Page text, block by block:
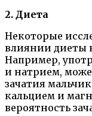
2. Диета
Некоторые
влиянии диеты
Например,
и натрием,
зачатия
кальцием и
вероятность